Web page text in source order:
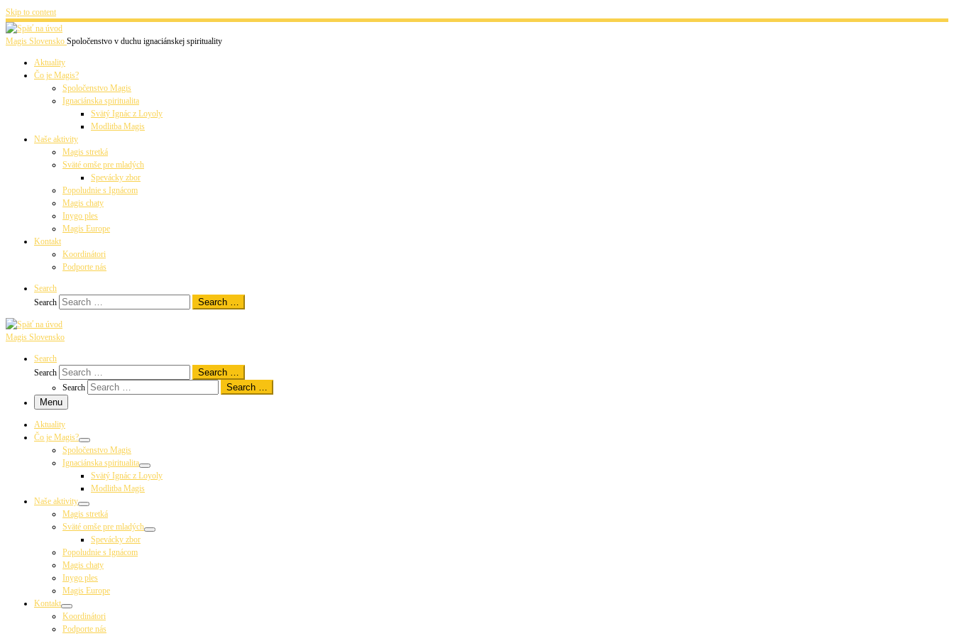
Skip to content
Magis Slovensko Spoločenstvo v duchu ignaciánskej spirituality
Aktuality
Čo je Magis?
Spoločenstvo Magis
Ignaciánska spiritualita
Svätý Ignác z Loyoly
Modlitba Magis
Naše aktivity
Magis stretká
Sväté omše pre mladých
Spevácky zbor
Popoludnie s Ignácom
Magis chaty
Inygo ples
Magis Europe
Kontakt
Koordinátori
Podporte nás
Search
Search
Search …
Magis Slovensko
Search
Search
Search …
Search
Search …
Menu
Aktuality
Čo je Magis?
Spoločenstvo Magis
Ignaciánska spiritualita
Svätý Ignác z Loyoly
Modlitba Magis
Naše aktivity
Magis stretká
Sväté omše pre mladých
Spevácky zbor
Popoludnie s Ignácom
Magis chaty
Inygo ples
Magis Europe
Kontakt
Koordinátori
Podporte nás